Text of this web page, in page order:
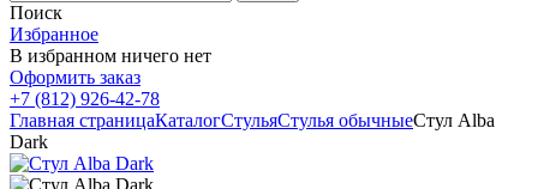
Поиск
Избранное
В избранном ничего нет
Оформить заказ
+7 (812) 926-42-78
Главная страницаКаталогСтульяСтулья обычныеСтул Alba
Dark